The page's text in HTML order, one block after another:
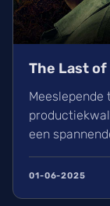
The Last of
Meeslepende
een
01-06-2025